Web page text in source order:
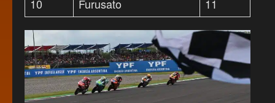
10
Furusato 11